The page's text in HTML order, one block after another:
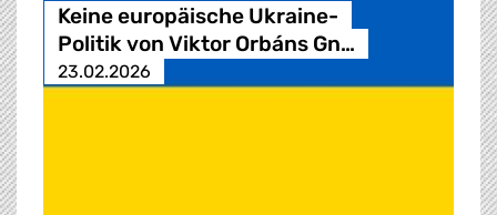
Keine europäische Ukraine-
Politik von Viktor Orbáns Gn…
23.02.2026